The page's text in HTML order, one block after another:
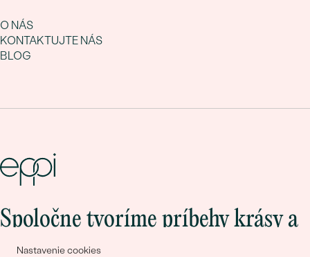
Nastavenie cookies
O NÁS
KONTAKTUJTE NÁS
BLOG
Spoločne tvoríme príbehy krásy a
lásky